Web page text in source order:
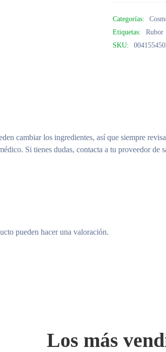
Categorías:
Etiquetas:
Rubor
SKU:
cambiar los ingredientes, así que siempre
Si tienes dudas, contacta a tu proveedor de
pueden hacer una valoración.
Los más